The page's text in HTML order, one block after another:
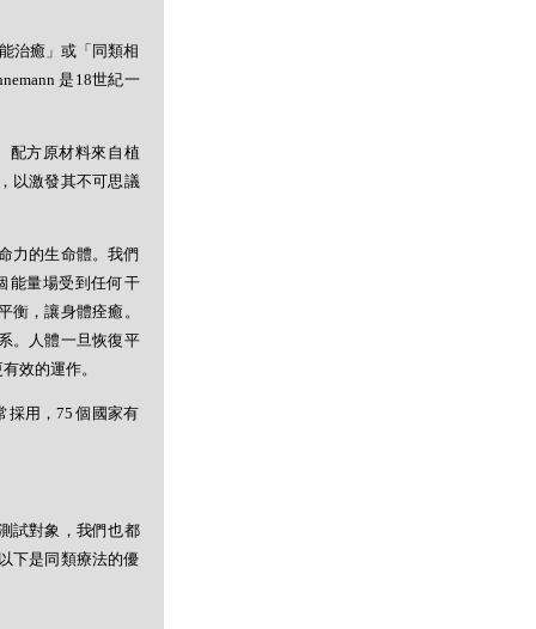
治癒」或「同類相
是18世紀一
配方原材料來自植
以激發其不可思議
力的生命體。我們
能量場受到任何干
，讓身體痊癒。
。人體一旦恢復平
效的運作。
採用，75 個國家有
試對象，我們也都
下是同類療法的優